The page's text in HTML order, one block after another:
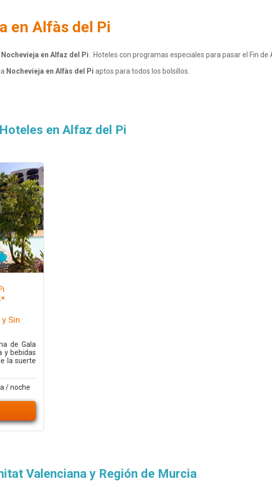
en Alfàs del Pi
en Alfaz del Pi
. Hoteles con programas especiales para pasar el Fin
Nochevieja en Alfàs del Pi aptos para todos los bolsillos.
en Alfaz del Pi
Sin
de Gala
y bebidas
la suerte
/ noche
Valenciana y Región de Murcia